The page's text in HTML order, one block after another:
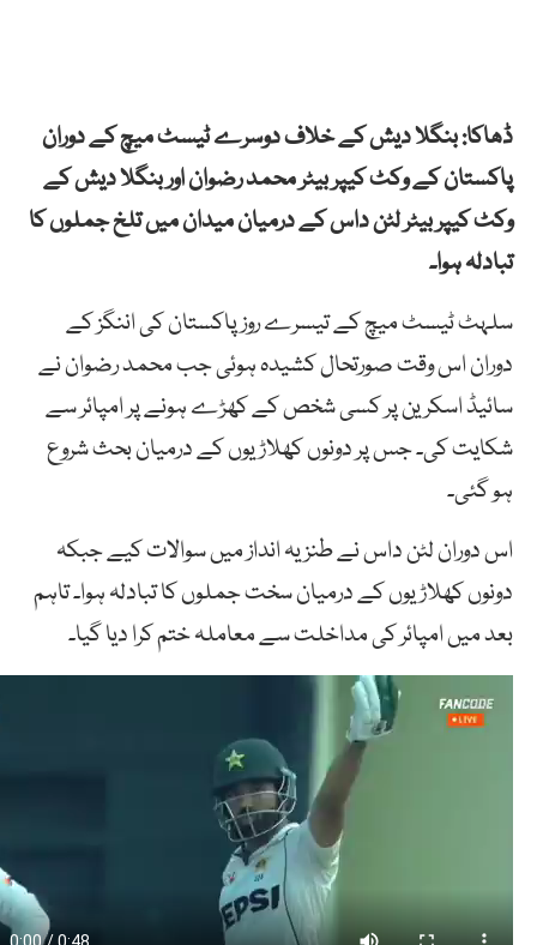
ڈھاکا: بنگلا دیش کے خلاف دوسرے ٹیسٹ میچ کے دوران
پاکستان کے وکٹ کیپر بیٹر محمد رضوان اور بنگلا دیش کے
وکٹ کیپر بیٹر لٹن داس کے درمیان میدان میں تلخ جملوں کا
تبادلہ ہوا۔
سلہٹ ٹیسٹ میچ کے تیسرے روز پاکستان کی اننگز کے
دوران اس وقت صورتحال کشیدہ ہوئی جب محمد رضوان نے
سائیڈ اسکرین پر کسی شخص کے کھڑے ہونے پر امپائر سے
شکایت کی۔ جس پر دونوں کھلاڑیوں کے درمیان بحث شروع
ہو گئی۔
اس دوران لٹن داس نے طنزیہ انداز میں سوالات کیے جبکہ
دونوں کھلاڑیوں کے درمیان سخت جملوں کا تبادلہ ہوا۔ تاہم
بعد میں امپائر کی مداخلت سے معاملہ ختم کرا دیا گیا۔